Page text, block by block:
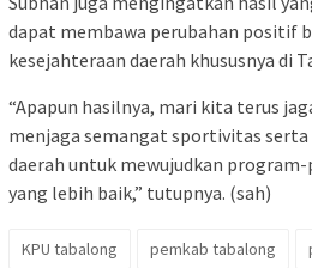
dapat membawa perubahan positif
kesejahteraan daerah khususnya di
“Apapun hasilnya, mari kita terus
menjaga semangat sportivitas
daerah untuk mewujudkan
yang lebih baik,” tutupnya. (sah)
KPU tabalong pemkab tabalong